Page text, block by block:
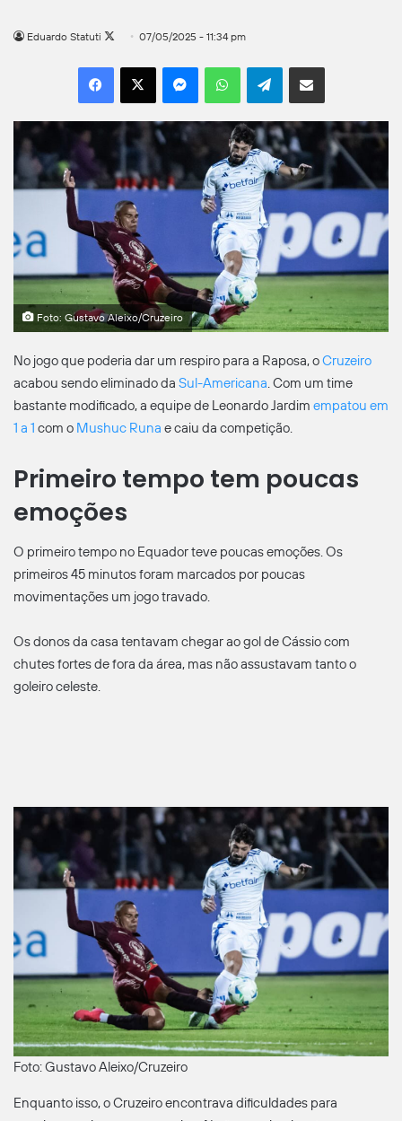
Eduardo Statuti
Follow07/05/2025 - 11:34 pm
Facebook
X MessengerWhatsAppTelegramCompartilhar por e-mail
Foto: Gustavo Aleixo/Cruzeiro
No jogo que poderia dar um respiro para a Raposa, oCruzeiro
acabou sendo eliminado da Sul-Americana. Com um time
bastante modificado, a equipe de Leonardo Jardim empatou em
1 a 1 com o Mushuc Runa e caiu da competição.
Primeiro tempo tem poucas
emoções
O primeiro tempo no Equador teve poucas emoções. Os
primeiros 45 minutos foram marcados por poucas
movimentações um jogo travado.
Os donos da casa tentavam chegar ao gol de Cássio com
chutes fortes de fora da área, mas não assustavam tanto o
goleiro celeste.
Foto: Gustavo Aleixo/Cruzeiro
Enquanto isso, o Cruzeiro encontrava dificuldades para